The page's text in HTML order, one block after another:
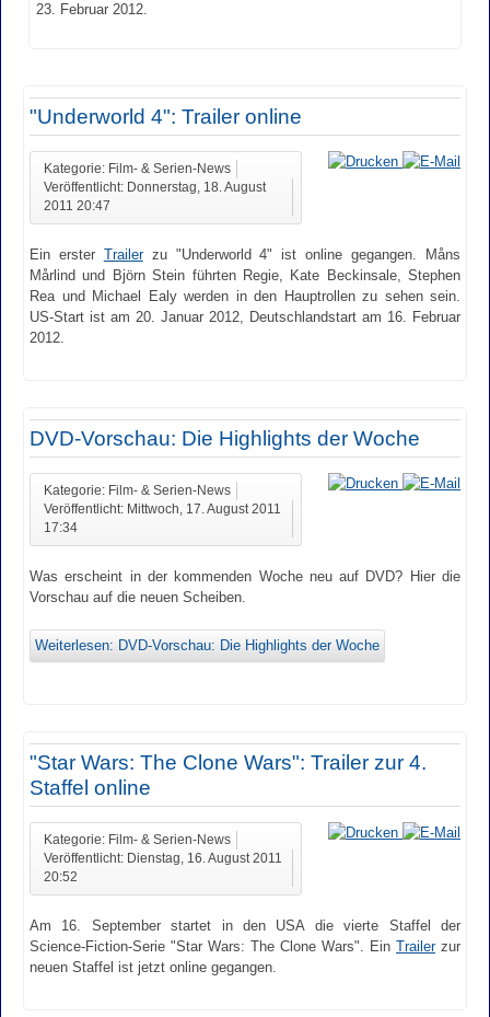
23. Februar 2012.
"Underworld 4": Trailer online
Kategorie: Film- & Serien-News
Veröffentlicht: Donnerstag, 18. August
2011 20:47
Ein erster Trailerzu "Underworld 4" ist online gegangen. Måns
Mårlind und Björn Stein führten Regie, Kate Beckinsale, Stephen
Rea und Michael Ealy werden in den Hauptrollen zu sehen sein.
US-Start ist am 20. Januar 2012, Deutschlandstart am 16. Februar
2012.
DVD-Vorschau: Die Highlights der Woche
Kategorie: Film- & Serien-News
Veröffentlicht: Mittwoch, 17. August 2011
17:34
Was erscheint in der kommenden Woche neu auf DVD? Hier die
Vorschau auf die neuen Scheiben.
Weiterlesen: DVD-Vorschau: Die Highlights der Woche
"Star Wars: The Clone Wars": Trailer zur 4.
Staffel online
Kategorie: Film- & Serien-News
Veröffentlicht: Dienstag, 16. August 2011
20:52
Am 16. September startet in den USA die vierte Staffel der
Science-Fiction-Serie "Star Wars: The Clone Wars". Ein Trailerzur
neuen Staffel ist jetzt online gegangen.